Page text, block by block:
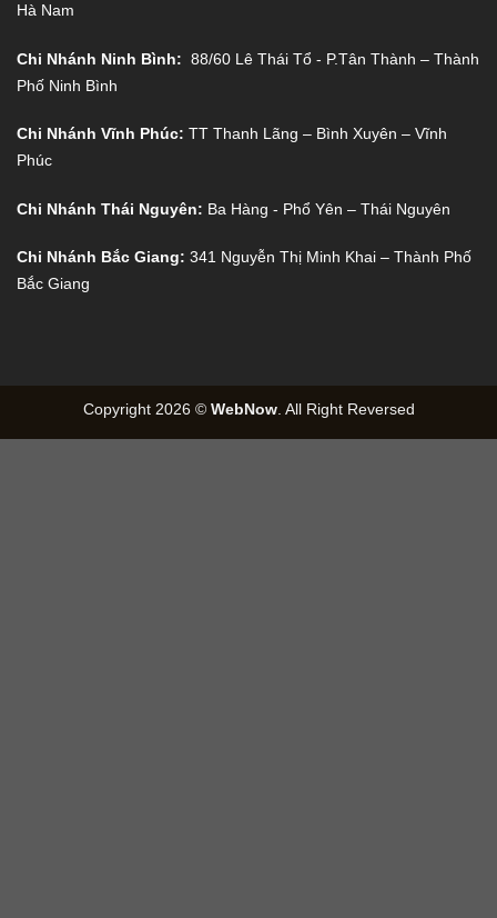
Hà Nam
Chi Nhánh Ninh Bình: 88/60 Lê Thái Tổ - P.Tân Thành – Thành
Phố Ninh Bình
Chi Nhánh Vĩnh Phúc: TT Thanh Lãng – Bình Xuyên – Vĩnh
Phúc
Chi Nhánh Thái Nguyên: Ba Hàng - Phổ Yên – Thái Nguyên
Chi Nhánh Bắc Giang: 341 Nguyễn Thị Minh Khai – Thành Phố
Bắc Giang
Copyright 2026 © WebNow. All Right Reversed